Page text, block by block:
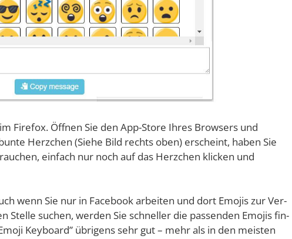
Fire­fox. Öff­nen Sie den App-Store Ihres Brow­sers und
Herz­chen (Sie­he Bild rechts oben) erscheint, haben Sie
ein­fach nur noch auf das Herz­chen kli­cken und
wenn Sie nur in Face­book arbei­ten und dort Emo­jis zur Ver­
Stel­le suchen, wer­den Sie schnel­ler die pas­sen­den Emo­jis fin­
Key­board” übri­gens sehr gut – mehr als in den meis­ten